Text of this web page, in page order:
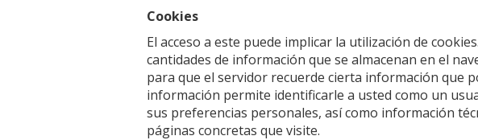
Cookies
El acceso a este puede implicar la utilización de
cantidades de información que se almacenan en el
para que el servidor recuerde cierta información que
información permite identificarle a usted como un
sus preferencias personales, así como información
páginas concretas que visite.